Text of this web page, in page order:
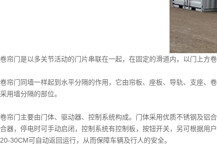
卷帘门是以多关节活动的门片串联在一起，在固定的滑道内，以门上方
卷帘门同墙一样起到水平分隔的作用，它由帘板、座板、导轨、支座、
采用墙分隔的部位。
卷帘门主要由门体、驱动器、控制系统构成。门体采用优质不锈钢及铝
合器，停电时可手动启闭，控制系统有控制板，按钮开关，另可根据用
20-30CM可自动返回运行，从而保障车辆及行人的安全。